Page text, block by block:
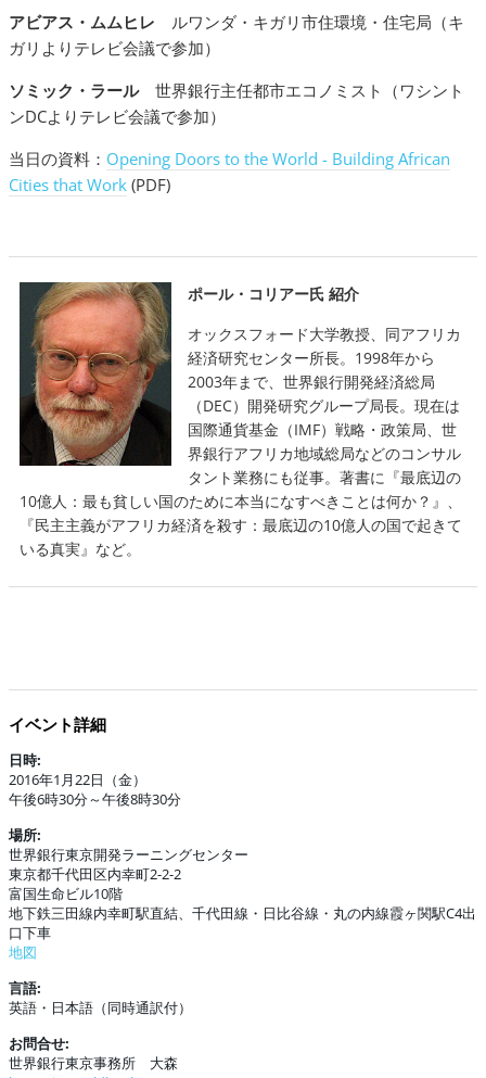
アビアス・ムムヒレ ルワンダ・キガリ市住環境・住宅局（キ
ガリよりテレビ会議で参加）
ソミック・ラール世界銀行主任都市エコノミスト（ワシント
ンDCよりテレビ会議で参加）
当日の資料： Opening Doors to the World - Building African
Cities that Work (PDF)
ポール・コリアー氏 紹介
オックスフォード大学教授、同アフリカ
経済研究センター所長。1998年から
2003年まで、世界銀行開発経済総局
（DEC）開発研究グループ局長。現在は
国際通貨基金（IMF）戦略・政策局、世
界銀行アフリカ地域総局などのコンサル
タント業務にも従事。著書に『最底辺の
10億人：最も貧しい国のために本当になすべきことは何か？』、
『民主主義がアフリカ経済を殺す：最底辺の10億人の国で起きて
いる真実』など。
イベント詳細
日時:
2016年1月22日（金）
午後6時30分～午後8時30分
場所:
世界銀行東京開発ラーニングセンター
東京都千代田区内幸町2-2-2
富国生命ビル10階
地下鉄三田線内幸町駅直結、千代田線・日比谷線・丸の内線霞ヶ関駅C4出
口下車
地図
言語:
英語・日本語（同時通訳付）
お問合せ:
世界銀行東京事務所 大森